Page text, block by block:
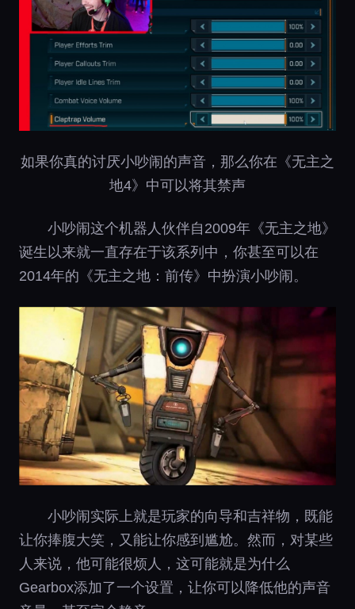
如果你真的讨厌小吵闹的声音，那么你在《无主之
地4》中可以将其禁声
小吵闹这个机器人伙伴自2009年《无主之地》
诞生以来就一直存在于该系列中，你甚至可以在
2014年的《无主之地：前传》中扮演小吵闹。
小吵闹实际上就是玩家的向导和吉祥物，既能
让你捧腹大笑，又能让你感到尴尬。然而，对某些
人来说，他可能很烦人，这可能就是为什么
Gearbox添加了一个设置，让你可以降低他的声音